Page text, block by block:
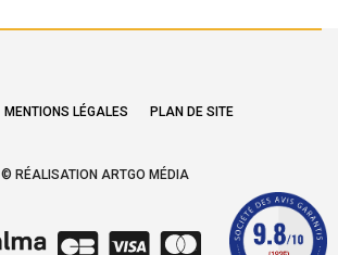
MENTIONS LÉGALES PLAN DE SITE
© RÉALISATION ARTGO MÉDIA